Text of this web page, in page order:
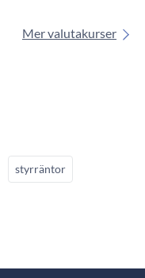
Mer valutakurser
styrräntor